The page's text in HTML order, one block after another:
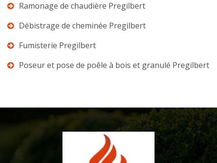
Ramonage de chaudière Pregilbert
Débistrage de cheminée Pregilbert
Fumisterie Pregilbert
Poseur et pose de poêle à bois et granulé Pregilbert